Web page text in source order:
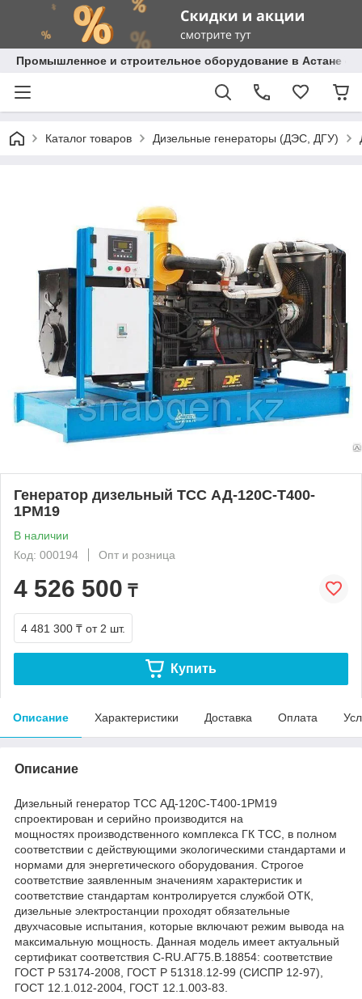
Промышленное и строительное оборудование в Астане с
Каталог товаров Дизельные генераторы (ДЭС, ДГУ)
Генератор дизельный ТСС АД-120С-Т400-
1РМ19
В наличии
Код: 000194
Опт и розница
4 526 500 ₸
4 481 300 ₸ от 2 шт.
Купить
Описание Характеристики Доставка Оплата
Описание
Дизельный генератор ТСС АД-120С-Т400-1РМ19
спроектирован и серийно производится на
мощностях производственного комплекса ГК ТСС, в полном
соответствии с действующими экологическими стандартами и
нормами для энергетического оборудования. Строгое
соответствие заявленным значениям характеристик и
соответствие стандартам контролируется службой ОТК,
дизельные электростанции проходят обязательные
двухчасовые испытания, которые включают режим вывода на
максимальную мощность. Данная модель имеет актуальный
сертификат соответствия C-RU.АГ75.B.18854: соответствие
ГОСТ Р 53174-2008, ГОСТ Р 51318.12-99 (СИСПР 12-97),
ГОСТ 12.1.012-2004, ГОСТ 12.1.003-83.